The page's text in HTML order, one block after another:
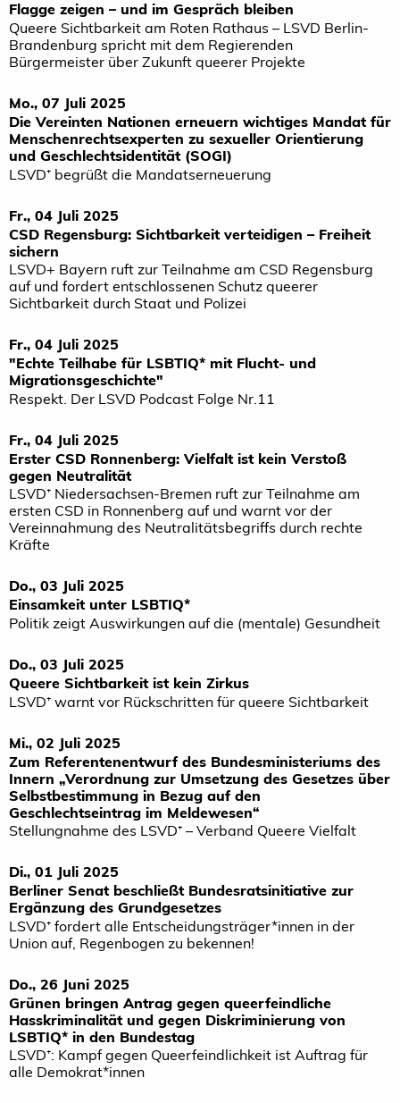
Flagge zeigen – und im Gespräch bleiben
Queere Sichtbarkeit am Roten Rathaus – LSVD Berlin-
Brandenburg spricht mit dem Regierenden
Bürgermeister über Zukunft queerer Projekte
Mo., 07 Juli 2025
Die Vereinten Nationen erneuern wichtiges Mandat für
Menschenrechtsexperten zu sexueller Orientierung
und Geschlechtsidentität (SOGI)
LSVD⁺ begrüßt die Mandatserneuerung
Fr., 04 Juli 2025
CSD Regensburg: Sichtbarkeit verteidigen – Freiheit
sichern
LSVD+ Bayern ruft zur Teilnahme am CSD Regensburg
auf und fordert entschlossenen Schutz queerer
Sichtbarkeit durch Staat und Polizei
Fr., 04 Juli 2025
"Echte Teilhabe für LSBTIQ* mit Flucht- und
Migrationsgeschichte"
Respekt. Der LSVD Podcast Folge Nr.11
Fr., 04 Juli 2025
Erster CSD Ronnenberg: Vielfalt ist kein Verstoß
gegen Neutralität
LSVD⁺ Niedersachsen-Bremen ruft zur Teilnahme am
ersten CSD in Ronnenberg auf und warnt vor der
Vereinnahmung des Neutralitätsbegriffs durch rechte
Kräfte
Do., 03 Juli 2025
Einsamkeit unter LSBTIQ*
Politik zeigt Auswirkungen auf die (mentale) Gesundheit
Do., 03 Juli 2025
Queere Sichtbarkeit ist kein Zirkus
LSVD⁺ warnt vor Rückschritten für queere Sichtbarkeit
Mi., 02 Juli 2025
Zum Referentenentwurf des Bundesministeriums des
Innern „Verordnung zur Umsetzung des Gesetzes über
Selbstbestimmung in Bezug auf den
Geschlechtseintrag im Meldewesen“
Stellungnahme des LSVD⁺ – Verband Queere Vielfalt
Di., 01 Juli 2025
Berliner Senat beschließt Bundesratsinitiative zur
Ergänzung des Grundgesetzes
LSVD⁺ fordert alle Entscheidungsträger*innen in der
Union auf, Regenbogen zu bekennen!
Do., 26 Juni 2025
Grünen bringen Antrag gegen queerfeindliche
Hasskriminalität und gegen Diskriminierung von
LSBTIQ* in den Bundestag
LSVD⁺: Kampf gegen Queerfeindlichkeit ist Auftrag für
alle Demokrat*innen